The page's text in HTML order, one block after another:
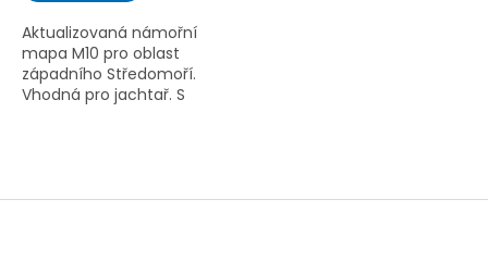
5
hvězdiček.
Aktualizovaná námořní
mapa M10 pro oblast
západního Středomoří.
Vhodná pro jachtař. S
Z